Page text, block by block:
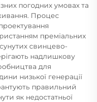
погодних умовах та
Процес
преміальних
свинцево-
надлишкову
для
низької генерації
правильний
як недостатньої